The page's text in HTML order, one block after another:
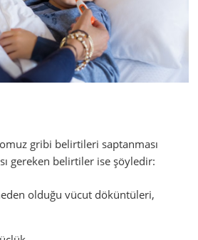
gribi belirtileri saptanması
gereken belirtiler ise şöyledir:
olduğu vücut döküntüleri,